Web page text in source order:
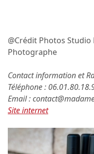
@Crédit Photos
Photographe
Contact information et
Téléphone :
Email :
Site internet